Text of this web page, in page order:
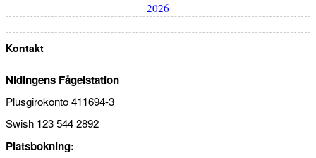
2026
Kontakt
Nidingens Fågelstation
Plusgirokonto 411694-3
Swish 123 544 2892
Platsbokning: